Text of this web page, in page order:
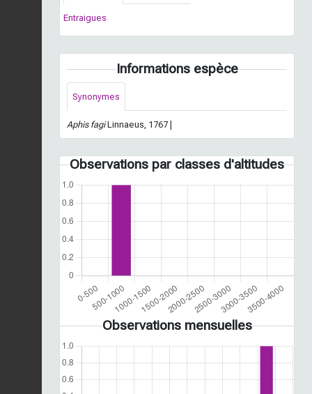
Entraigues
Informations espèce
Synonymes
Aphis fagiLinnaeus, 1767 |
Observations par classes d'altitudes
Observations mensuelles